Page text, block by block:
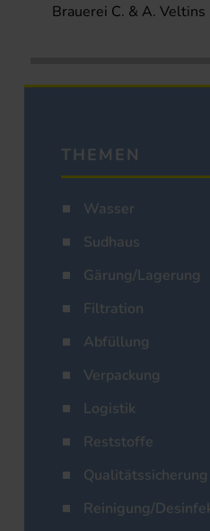
Brauerei C. & A. Veltins
THEMEN
Wasser
Sudhaus
Gärung/Lagerung
Filtration
Abfüllung
Verpackung
Logistik
Reststoffe
Qualitätssicherung
Reinigung/